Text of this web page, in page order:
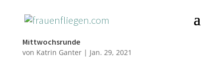
Mittwochsrunde
von Katrin Ganter| Jan. 29, 2021